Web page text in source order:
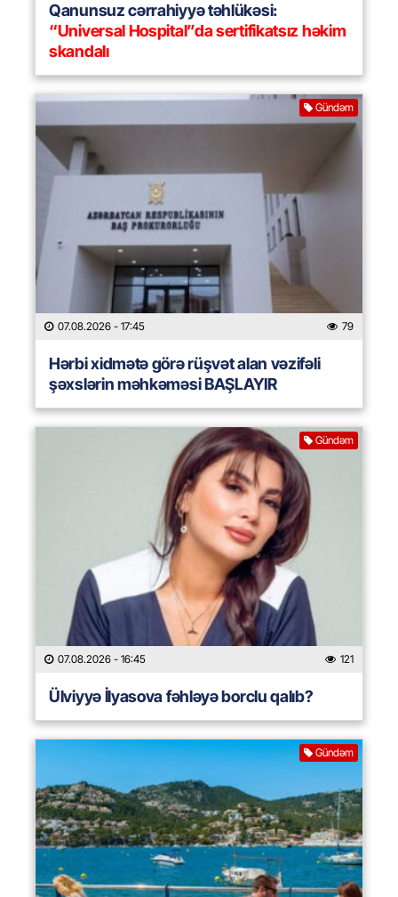
Qanunsuz cərrahiyyə təhlükəsi:
“Universal Hospital”da sertifikatsız həkim
skandalı
Gündəm
07.08.2026 - 17:45 79
Hərbi xidmətə görə rüşvət alan vəzifəli
şəxslərin məhkəməsi BAŞLAYIR
Gündəm
07.08.2026 - 16:45 121
Ülviyyə İlyasova fəhləyə borclu qalıb?
Gündəm